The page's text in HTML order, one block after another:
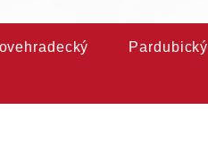
Pardubický